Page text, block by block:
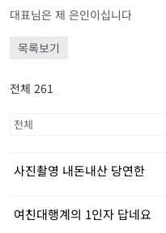
대표님은 제 은인이십니다
목록보기
전체 261
사진촬영 내돈내산 당연한
여친대행계의 1인자 답네요